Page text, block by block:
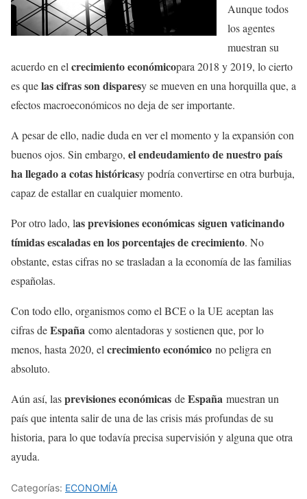
Aunque todos
los agentes
muestran su
acuerdo en el crecimiento económicopara 2018 y 2019, lo cierto
es quelas cifras son disparesy se mueven en una horquilla que, a
efectos macroeconómicos no deja de ser importante.
A pesar de ello, nadie duda en ver el momento y la expansión con
buenos ojos. Sin embargo, el endeudamiento de nuestro país
ha llegado a cotas históricasy podría convertirse en otra burbuja,
capaz de estallar en cualquier momento.
Por otro lado, las previsiones económicas siguen vaticinando
tímidas escaladas en los porcentajes de crecimiento. No
obstante, estas cifras no se trasladan a la economía de las familias
españolas.
Con todo ello, organismos como el BCE o la UE aceptan las
cifras deEspaña como alentadoras y sostienen que, por lo
menos, hasta 2020, el crecimiento económico no peligra en
absoluto.
Aún así, lasprevisiones económicas deEspaña muestran un
país que intenta salir de una de las crisis más profundas de su
historia, para lo que todavía precisa supervisión y alguna que otra
ayuda.
Categorías: ECONOMÍA